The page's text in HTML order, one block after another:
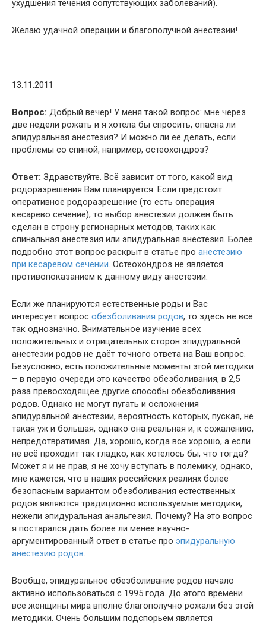
ухудшения течения сопутствующих заболеваний).
Желаю удачной операции и благополучной анестезии!
13.11.2011
Вопрос: Добрый вечер! У меня такой вопрос: мне через
две недели рожать и я хотела бы спросить, опасна ли
эпидуральная анестезия? И можно ли её делать, если
проблемы со спиной, например, остеохондроз?
Ответ: Здравствуйте. Всё зависит от того, какой вид
родоразрешения Вам планируется. Если предстоит
оперативное родоразрешение (то есть операция
кесарево сечение), то выбор анестезии должен быть
сделан в строну регионарных методов, таких как
спинальная анестезия или эпидуральная анестезия. Более
подробно этот вопрос раскрыт в статье про анестезию
при кесаревом сечении. Остеохондроз не является
противопоказанием к данному виду анестезии.
Если же планируются естественные роды и Вас
интересует вопрос обезболивания родов, то здесь не всё
так однозначно. Внимательное изучение всех
положительных и отрицательных сторон эпидуральной
анестезии родов не даёт точного ответа на Ваш вопрос.
Безусловно, есть положительные моменты этой методики
– в первую очереди это качество обезболивания, в 2,5
раза превосходящее другие способы обезболивания
родов. Однако не могут пугать и осложнения
эпидуральной анестезии, вероятность которых, пуская, не
такая уж и большая, однако она реальная и, к сожалению,
непредотвратимая. Да, хорошо, когда всё хорошо, а если
не всё проходит так гладко, как хотелось бы, что тогда?
Может я и не прав, я не хочу вступать в полемику, однако,
мне кажется, что в наших российских реалиях более
безопасным вариантом обезболивания естественных
родов являются традиционно используемые методики,
нежели эпидуральная анальгезия. Почему? На это вопрос
я постарался дать более ли менее научно-
аргументированный ответ в статье про эпидуральную
анестезию родов.
Вообще, эпидуральное обезболивание родов начало
активно использоваться с 1995 года. До этого времени
все женщины мира вполне благополучно рожали без этой
методики. Очень большим подспорьем является